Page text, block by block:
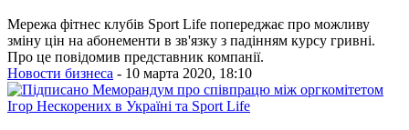
Мережа фітнес клубів Sport Life попереджає про можливу
зміну цін на абонементи в зв'язку з падінням курсу гривні.
Про це повідомив представник компанії.
Новости бизнеса - 10 марта 2020, 18:10